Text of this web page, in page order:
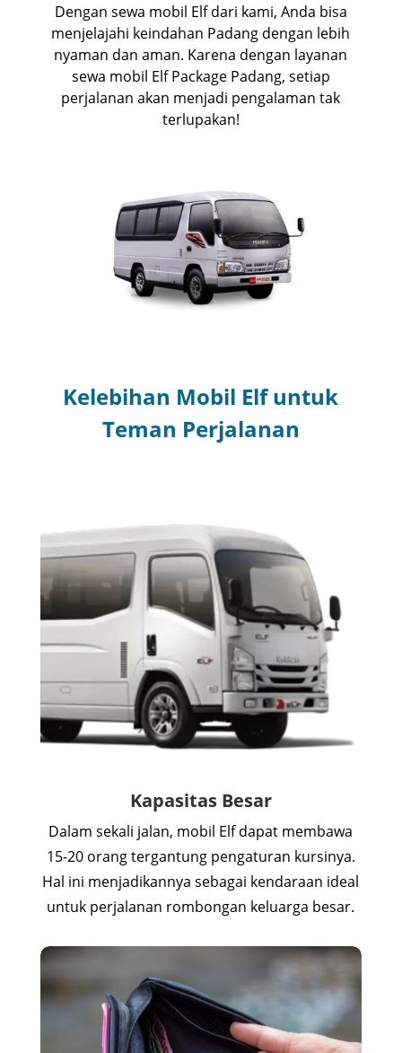
Dengan sewa mobil Elf dari kami, Anda bisa
menjelajahi keindahan Padang dengan lebih
nyaman dan aman. Karena dengan layanan
sewa mobil Elf Package Padang, setiap
perjalanan akan menjadi pengalaman tak
terlupakan!
Kelebihan Mobil Elf untuk
Teman Perjalanan
Kapasitas Besar
Dalam sekali jalan, mobil Elf dapat membawa
15-20 orang tergantung pengaturan kursinya.
Hal ini menjadikannya sebagai kendaraan ideal
untuk perjalanan rombongan keluarga besar.